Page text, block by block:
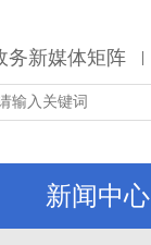
务新媒体矩阵 |
新闻中心